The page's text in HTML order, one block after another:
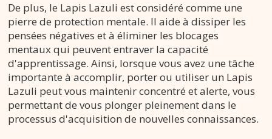
De plus, le Lapis Lazuli est considéré comme une
pierre de protection mentale. Il aide à dissiper les
pensées négatives et à éliminer les blocages
mentaux qui peuvent entraver la capacité
d'apprentissage. Ainsi, lorsque vous avez une tâche
importante à accomplir, porter ou utiliser un Lapis
Lazuli peut vous maintenir concentré et alerte, vous
permettant de vous plonger pleinement dans le
processus d'acquisition de nouvelles connaissances.